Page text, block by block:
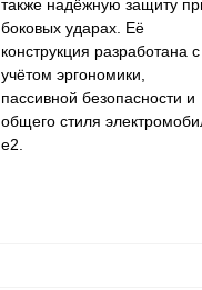
также надёжную защиту
боковых ударах. Её
конструкция разработана с
учётом эргономики,
пассивной безопасности и
общего стиля
e2.